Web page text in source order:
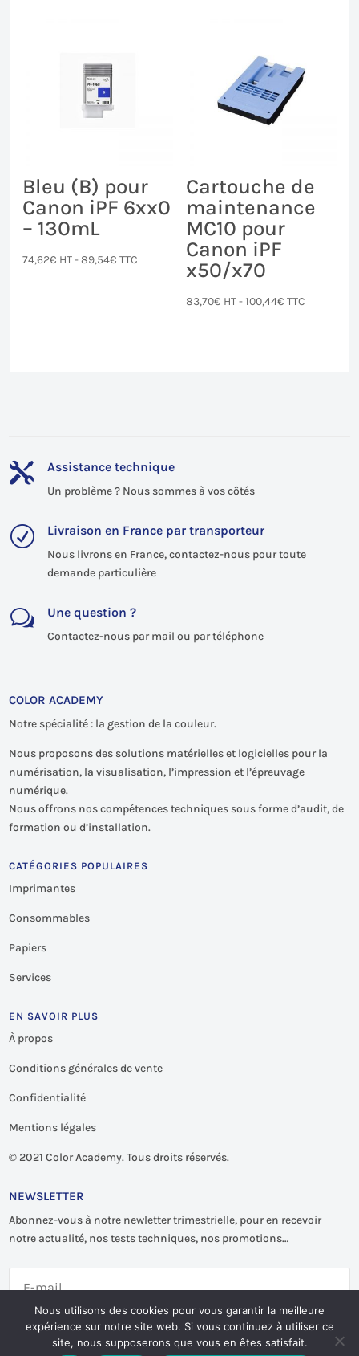
Bleu (B) pour
Canon iPF 6xx0
– 130mL
74,62€ HT -89,54€ TTC
Cartouche de
maintenance
MC10 pour
Canon iPF
x50/x70
83,70€ HT -100,44€ TTC
 Assistance technique
Un problème ? Nous sommes à vos côtés
R Livraison en France par transporteur
Nous livrons en France, contactez-nous pour toute
demande particulière
w Une question ?
Contactez-nous par mail ou par téléphone
COLOR ACADEMY
Notre spécialité : la gestion de la couleur.
Nous proposons des solutions matérielles et logicielles pour la
numérisation, la visualisation, l’impression et l’épreuvage
numérique.
Nous offrons nos compétences techniques sous forme d’audit, de
formation ou d’installation.
CATÉGORIES POPULAIRES
Imprimantes
Consommables
Papiers
Services
EN SAVOIR PLUS
À propos
Conditions générales de vente
Confidentialité
Mentions légales
© 2021 Color Academy. Tous droits réservés.
NEWSLETTER
Abonnez-vous à notre newletter trimestrielle, pour en recevoir
notre actualité, nos tests techniques, nos promotions…
S'abonner
Nous utilisons des cookies pour vous garantir la meilleure
expérience sur notre site web. Si vous continuez à utiliser ce
site, nous supposerons que vous en êtes satisfait.